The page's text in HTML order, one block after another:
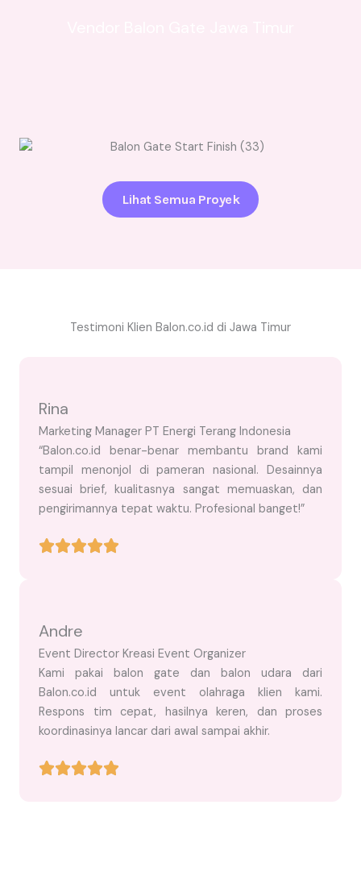
Lihat Semua Proyek
Testimoni Klien Balon.co.id di Jawa Timur
Rina
Marketing Manager PT Energi Terang Indonesia
“Balon.co.id benar-benar membantu brand kami
tampil menonjol di pameran nasional. Desainnya
sesuai brief, kualitasnya sangat memuaskan, dan
pengirimannya tepat waktu. Profesional banget!”
Andre
Event Director Kreasi Event Organizer
Kami pakai balon gate dan balon udara dari
Balon.co.id untuk event olahraga klien kami.
Respons tim cepat, hasilnya keren, dan proses
koordinasinya lancar dari awal sampai akhir.